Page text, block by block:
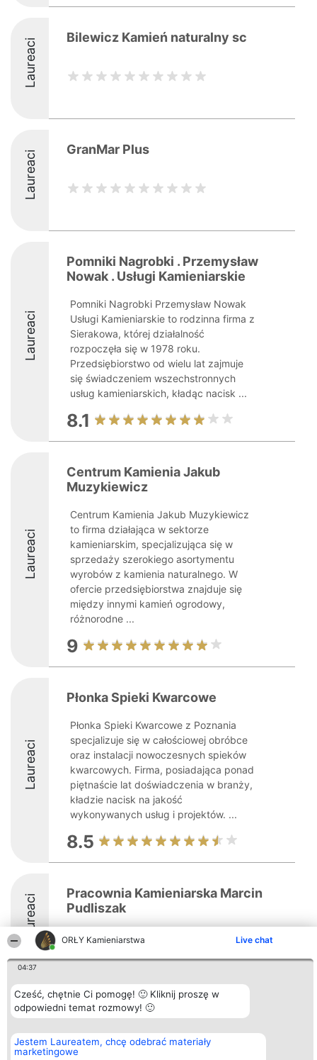
ORŁY Kamieniarstwa Live chat
04:37
Cześć, chętnie Ci pomogę! 🙂 Kliknij proszę w
odpowiedni temat rozmowy! 🙂
Jestem Laureatem, chcę odebrać materiały
marketingowe
Laureaci Bilewicz Kamień naturalny sc
Laureaci GranMar Plus
Laureaci
Pomniki Nagrobki . Przemysław
Nowak . Usługi Kamieniarskie
Pomniki Nagrobki Przemysław Nowak
Usługi Kamieniarskie to rodzinna firma z
Sierakowa, której działalność
rozpoczęła się w 1978 roku.
Przedsiębiorstwo od wielu lat zajmuje
się świadczeniem wszechstronnych
usług kamieniarskich, kładąc nacisk ...
8.1
Laureaci
Centrum Kamienia Jakub
Muzykiewicz
Centrum Kamienia Jakub Muzykiewicz
to firma działająca w sektorze
kamieniarskim, specjalizująca się w
sprzedaży szerokiego asortymentu
wyrobów z kamienia naturalnego. W
ofercie przedsiębiorstwa znajduje się
między innymi kamień ogrodowy,
różnorodne ...
9
Laureaci
Płonka Spieki Kwarcowe
Płonka Spieki Kwarcowe z Poznania
specjalizuje się w całościowej obróbce
oraz instalacji nowoczesnych spieków
kwarcowych. Firma, posiadająca ponad
piętnaście lat doświadczenia w branży,
kładzie nacisk na jakość
wykonywanych usług i projektów. ...
8.5
Laureaci
Pracownia Kamieniarska Marcin
Pudliszak
Organizator plebiscytu
Bright Side Solutions sp. z o.
ul. Ruska 22
Wrocław 50-079
KRS 0000749100 | Regon
Plebiscyt
Laureaci
wszystkich
Laureatów